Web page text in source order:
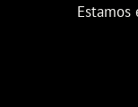
Estamos